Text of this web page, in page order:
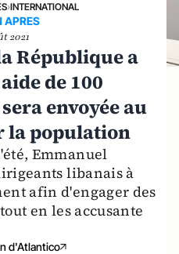
›INTERNATIONAL
APRES
2021
République a
de 100
envoyée au
la population
Emmanuel
libanais à
afin d'engager des
en les accusante
d'Atlantico